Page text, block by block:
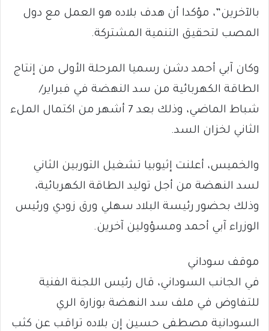
بالآخرين”، مؤكدا أن هدف بلاده هو العمل مع دول
المصب لتحقيق التنمية المشتركة.
وكان آبي أحمد دشن رسميا المرحلة الأولى من إنتاج
الطاقة الكهربائية من سد النهضة في فبراير/
شباط الماضي، وذلك بعد 7 أشهر من اكتمال الملء
الثاني لخزان السد.
والخميس، أعلنت إثيوبيا تشغيل التوربين الثاني
لسد النهضة من أجل توليد الطاقة الكهربائية،
وذلك بحضور رئيسة البلاد سهلي ورق زودي ورئيس
الوزراء آبي أحمد ومسؤولين آخرين.
موقف سوداني
في الجانب السوداني، قال رئيس اللجنة الفنية
للتفاوض في ملف سد النهضة بوزارة الري
السودانية مصطفى حسين إن بلاده تراقب عن كثب